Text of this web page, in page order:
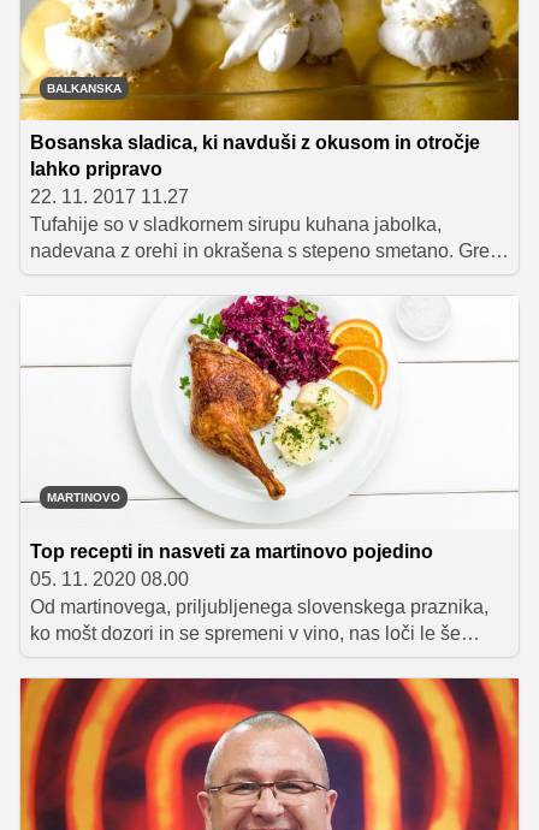
BALKANSKA
Bosanska sladica, ki navduši z okusom in otročje
lahko pripravo
22. 11. 2017 11.27
Tufahije so v sladkornem sirupu kuhana jabolka,
nadevana z orehi in okrašena s stepeno smetano. Gre
za priljubljeno bosansko sladico, ki poleg odličnega
okusa navduši tudi z zelo preprosto pripravo. Edina
stvar, na katero morate paziti, je samo ta, da slastnih
jabolk ne pojeste preveč, saj sladica zaradi količine
sladkorja in orehov vsekakor ne sodi med lahko
prebavljive jedi.
MARTINOVO
Top recepti in nasveti za martinovo pojedino
05. 11. 2020 08.00
Od martinovega, priljubljenega slovenskega praznika,
ko mošt dozori in se spremeni v vino, nas loči le še
nekaj dni. Za praznovanje je značilno slavljenje novega
vina ter uživanje v prazničnih dobrotah, kot so
perutninska pečenka, mlinci in dušeno rdeče zelje. Da
se boste lahko čimprej posvetili užitkom in porabili čim
manj časa za pripravo in načrtovanje martinove
pojedine, smo na enem mestu zbrali vse potrebne
recepte in nasvete, ki pričarajo vrhunsko pogostitev, ki